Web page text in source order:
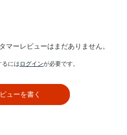
マーレビューはまだありません。
るには ログインが必要です。
ューを書く